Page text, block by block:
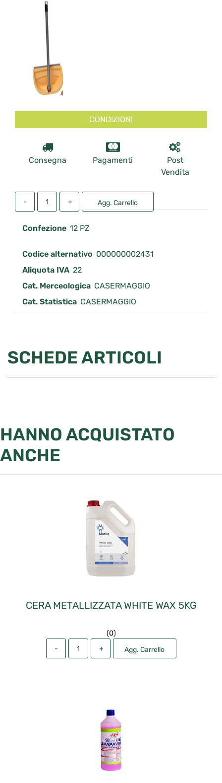
CONDIZIONI
Consegna Pagamenti
Post
Vendita
Agg. Carrello
Confezione 12 PZ
Codice alternativo 000000002431
Aliquota IVA 22
Cat. Merceologica CASERMAGGIO
Cat. Statistica CASERMAGGIO
SCHEDE ARTICOLI
HANNO ACQUISTATO
ANCHE
CERA METALLIZZATA WHITE WAX 5KG
(0)
Agg. Carrello